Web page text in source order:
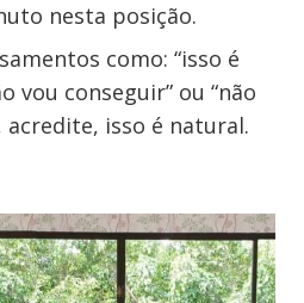
nesta posição.
como: “isso é
vou conseguir” ou “não
acredite, isso é natural.